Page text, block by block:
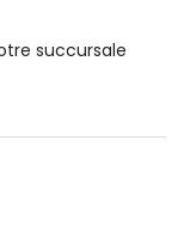
succursale